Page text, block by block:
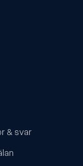
& svar